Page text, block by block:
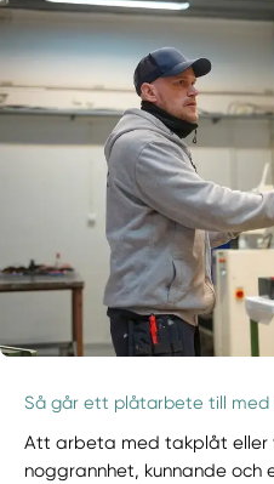
Så går ett plåtarbete till med
Att arbeta med takplåt eller
noggrannhet, kunnande